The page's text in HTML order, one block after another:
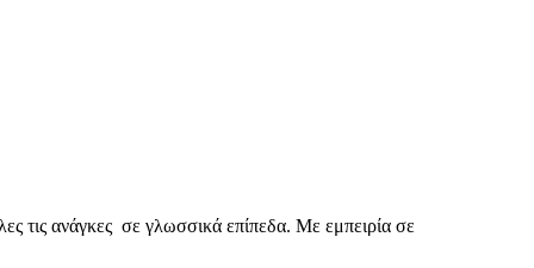
τις ανάγκες σε γλωσσικά επίπεδα. Με εμπειρία σε